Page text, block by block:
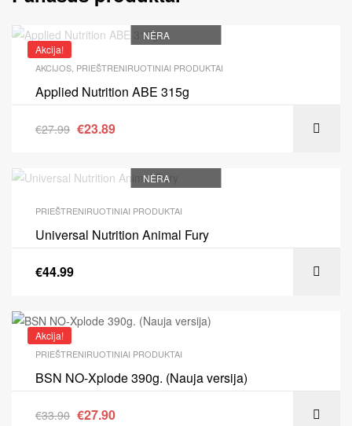
Akcija!
NĖRA
AKCIJOS PRIEŠTRENIRUOTINIAI PRODUKTAI
Applied Nutrition ABE 315g
€27.99 €23.89
NĖRA
PRIEŠTRENIRUOTINIAI PRODUKTAI
Universal Nutrition Animal Fury
€44.99
Akcija!
PRIEŠTRENIRUOTINIAI PRODUKTAI
BSN NO-Xplode 390g. (Nauja versija)
€33.90 €27.90